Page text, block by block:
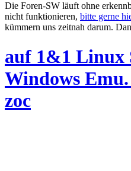
Die Foren-SW läuft ohne
nicht funktionieren, bitte gerne
kümmern uns zeitnah darum.
auf 1&1 Linux
Windows
zoc